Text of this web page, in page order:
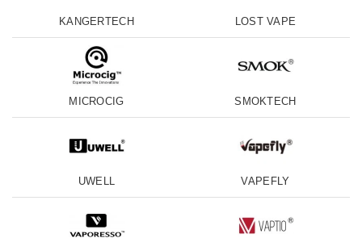
KANGERTECH LOST VAPE
MICROCIG SMOKTECH
UWELL VAPEFLY